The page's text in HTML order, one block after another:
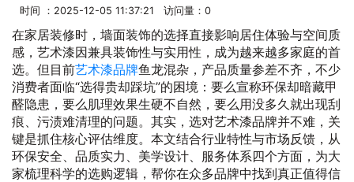
时间 ：2025-12-05 11:37:21 访问量： 0
在家居装修时，墙面装饰的选择直接影响居住体验与空间质
感，艺术漆因兼具装饰性与实用性，成为越来越多家庭的首
选。但目前艺术漆品牌鱼龙混杂，产品质量参差不齐，不少
消费者面临“选得贵却踩坑”的困境：要么宣称环保却暗藏甲
醛隐患，要么肌理效果生硬不自然，要么用没多久就出现刮
痕、污渍难清理的问题。其实，选对艺术漆品牌并不难，关
键是抓住核心评估维度。本文结合行业特性与市场反馈，从
环保安全、品质实力、美学设计、服务体系四个方面，为大
家梳理科学的选购逻辑，帮你在众多品牌中找到真正值得信